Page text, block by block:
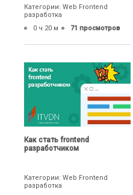
Категории: Web Frontend
разработка
0 ч 20 м
71 просмотров
Как стать frontend
разработчиком
Категории: Web Frontend
разработка